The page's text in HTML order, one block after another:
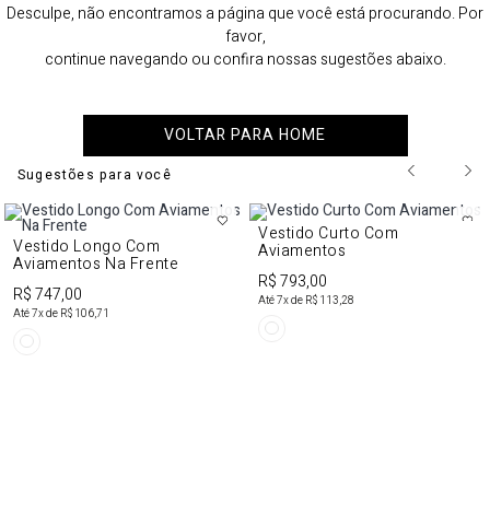
Desculpe, não encontramos a página que você está procurando. Por
favor,
continue navegando ou confira nossas sugestões abaixo.
VOLTAR PARA HOME
Sugestões para você
Vestido Longo Com
Aviamentos Na Frente
R$ 747,00
Até7x de R$ 106,71
Vestido Curto Com
Aviamentos
R$ 793,00
Até7x de R$ 113,28